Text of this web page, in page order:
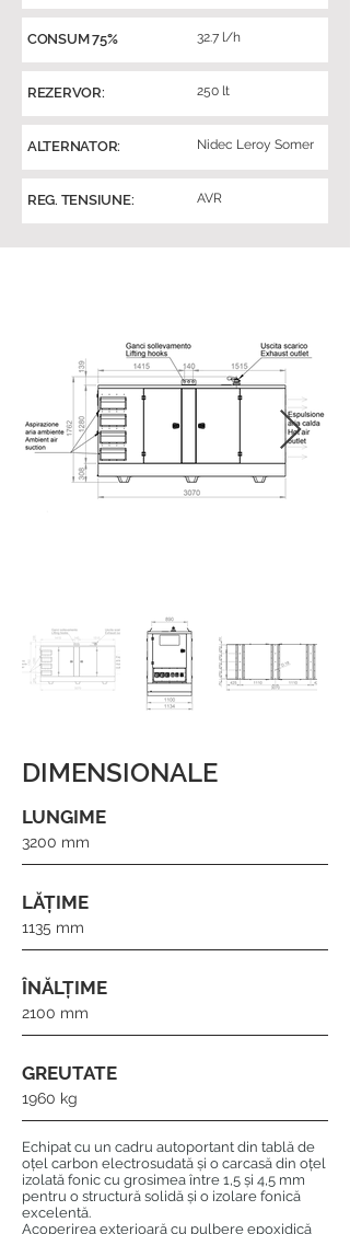
CONSUM 75% 32.7 l/h
REZERVOR: 250 lt
ALTERNATOR: Nidec Leroy Somer
REG. TENSIUNE: AVR
DIMENSIONALE
LUNGIME
3200 mm
LĂȚIME
1135 mm
ÎNĂLȚIME
2100 mm
GREUTATE
1960 kg
Echipat cu un cadru autoportant din tablă de
oțel carbon electrosudată și o carcasă din oțel
izolată fonic cu grosimea între 1,5 și 4,5 mm
pentru o structură solidă și o izolare fonică
excelentă.
Acoperirea exterioară cu pulbere epoxidică